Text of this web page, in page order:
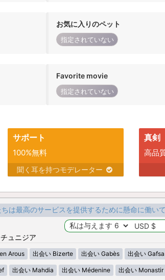
お気に入りのペット
指定されていない
Favorite movie
指定されていない
サポート
100%無料
聞く耳を持つモデレーター
真剣
高品
ちは最高のサービスを提供するために懸命に働い
ュニジア
Arous 出会い Bizerte 出会い Gabès 出会い Gafsa
出会い Mahdia 出会い Médenine 出会い Monastir